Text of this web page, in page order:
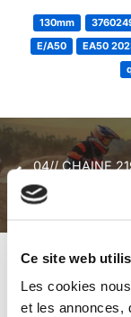
Ce site web
Les cookies
et les annonces,
130mm
E/A50
EA50
04// CHAINE
104M KAYO A50